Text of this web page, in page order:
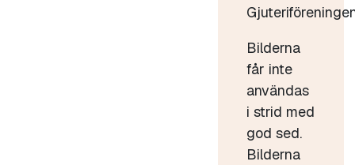
Bilderna
får inte
användas
i strid med
god sed.
Bilderna